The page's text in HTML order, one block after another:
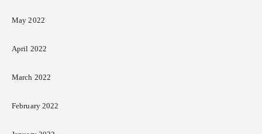
May 2022
April 2022
March 2022
February 2022